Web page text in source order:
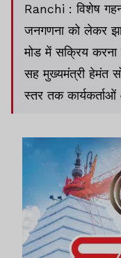
Ranchi : विशेष
जनगणना को लेकर
मोड में सक्रिय करना
सह मुख्यमंत्री हेमंत
स्तर तक
महासचिव सह